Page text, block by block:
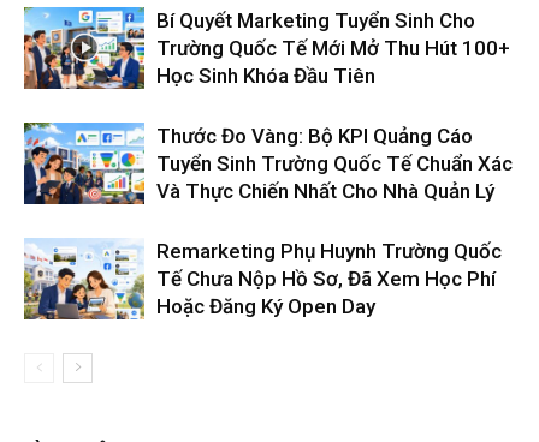
Bí Quyết Marketing Tuyển Sinh Cho
Trường Quốc Tế Mới Mở Thu Hút 100+
Học Sinh Khóa Đầu Tiên
Thước Đo Vàng: Bộ KPI Quảng Cáo
Tuyển Sinh Trường Quốc Tế Chuẩn Xác
Và Thực Chiến Nhất Cho Nhà Quản Lý
Remarketing Phụ Huynh Trường Quốc
Tế Chưa Nộp Hồ Sơ, Đã Xem Học Phí
Hoặc Đăng Ký Open Day